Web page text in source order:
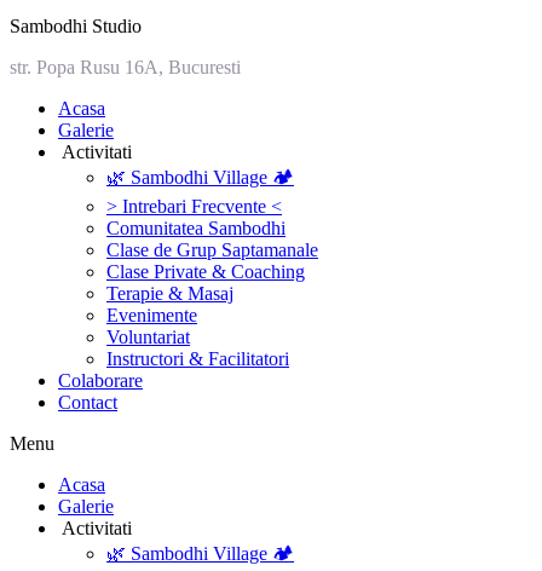
Sambodhi Studio
str. Popa Rusu 16A, Bucuresti
‎Acasa
Galerie
‎ ‎Activitati‎
🌿 Sambodhi Village 🏕️
> Intrebari Frecvente <
Comunitatea Sambodhi
Clase de Grup Saptamanale
Clase Private & Coaching
Terapie & Masaj
‎Evenimente
Voluntariat
‏‏‎Instructori & Facilitatori
Colaborare
Contact
Menu
‎Acasa
Galerie
‎ ‎Activitati‎
🌿 Sambodhi Village 🏕️